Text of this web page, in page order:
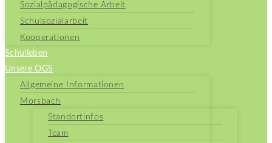
Sozialpädagogische Arbeit
Schulsozialarbeit
Kooperationen
Schulleben
Unsere OGS
Allgemeine Informationen
Morsbach
Standortinfos
Team